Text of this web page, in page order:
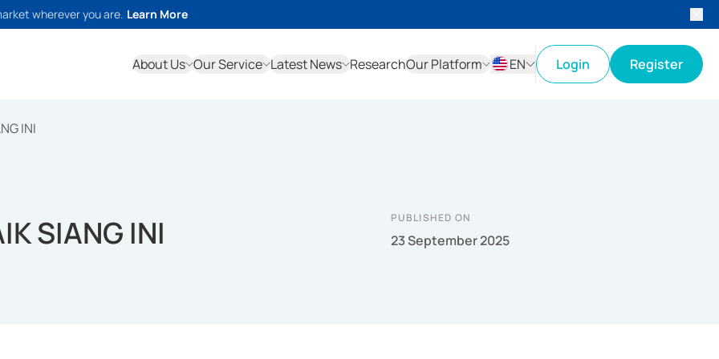
wherever you are. Learn More
About Us Our Service Latest News ResearchOur Platform
EN
Login Register
INI
SIANG INI PUBLISHED ON
23 September 2025